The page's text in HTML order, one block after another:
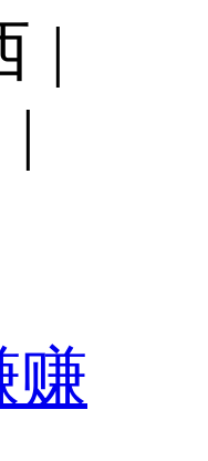
|
|
赚